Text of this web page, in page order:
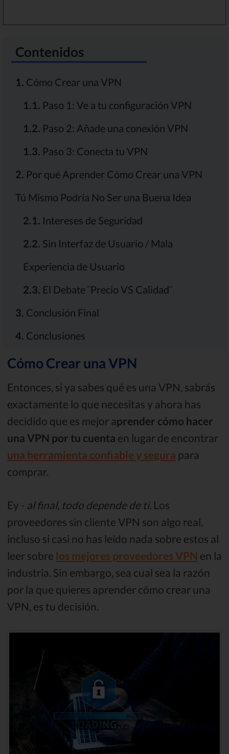
Contenidos
1. Cómo Crear una VPN
1.1. Paso 1: Ve a tu configuración VPN
1.2. Paso 2: Añade una conexión VPN
1.3. Paso 3: Conecta tu VPN
2. Por qué Aprender Cómo Crear una VPN
Tú Mismo Podría No Ser una Buena Idea
2.1. Intereses de Seguridad
2.2. Sin Interfaz de Usuario / Mala
Experiencia de Usuario
2.3. El Debate ¨Precio VS Calidad¨
3. Conclusión Final
4. Conclusiones
Cómo Crear una VPN
Entonces, si ya sabes qué es una VPN, sabrás
exactamente lo que necesitas y ahora has
decidido que es mejor aprender cómo hacer
una VPN por tu cuenta en lugar de encontrar
una herramienta confiable y segura para
comprar.
Ey - al final, todo depende de ti. Los
proveedores sin cliente VPN son algo real,
incluso si casi no has leído nada sobre estos al
leer sobre los mejores proveedores VPN en la
industria. Sin embargo, sea cual sea la razón
por la que quieres aprender cómo crear una
VPN, es tu decisión.